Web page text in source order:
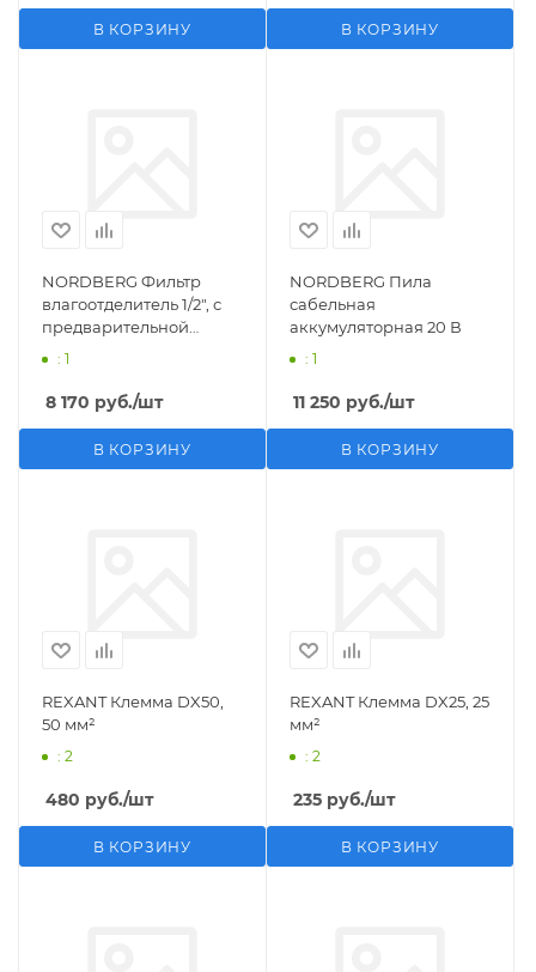
В КОРЗИНУ В КОРЗИНУ
NORDBERG Фильтр
влагоотделитель 1/2", с
предварительной
фильтрацией
: 1
8 170 руб./шт
В КОРЗИНУ
NORDBERG Пила
сабельная
аккумуляторная 20 В
: 1
11 250 руб./шт
В КОРЗИНУ
REXANT Клемма DX50,
50 мм²
: 2
480 руб./шт
В КОРЗИНУ
REXANT Клемма DX25, 25
мм²
: 2
235 руб./шт
В КОРЗИНУ